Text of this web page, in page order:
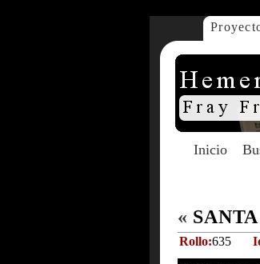
Inicio
«
Rollo:635